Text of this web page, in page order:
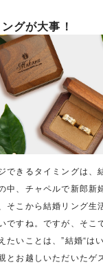
グが大事！
できるタイミングは、
中、チャペルで新郎新
そこから結婚リング生
ですね。ですが、そこ
たいことは、”結婚“は
とお越しいただいたゲ